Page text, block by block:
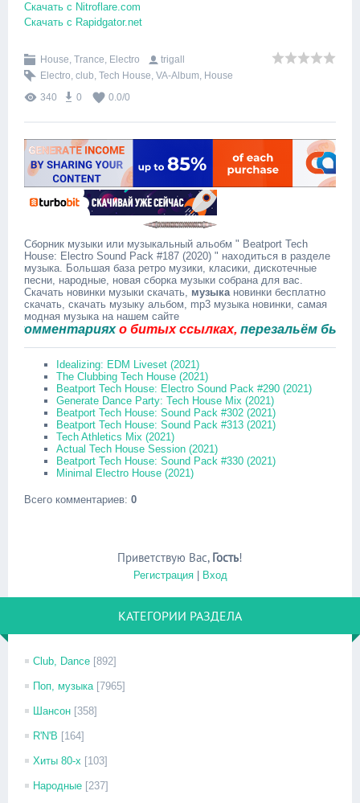
Скачать с Nitroflare.com
Скачать с Rapidgator.net
House, Trance, Electro
trigall
Electro, club, Tech House, VA-Album, House
340
0 0.0/0
Сборник музыки или музыкальный альобм " Beatport Tech
House: Electro Sound Pack #187 (2020) " находиться в разделе
музыка. Большая база ретро музики, класики, дискотечные
песни, народные, новая сборка музыки собрана для вас.
Скачать новинки музыки скачать, музыкановинки бесплатно
скачать, скачать музыку альбом, mp3 музыка новинки, самая
модная музыка на нашем сайте
о битых ссылках,перезальём быстро.
Idealizing: EDM Liveset (2021)
The Clubbing Tech House (2021)
Beatport Tech House: Electro Sound Pack #290 (2021)
Generate Dance Party: Tech House Mix (2021)
Beatport Tech House: Sound Pack #302 (2021)
Beatport Tech House: Sound Pack #313 (2021)
Tech Athletics Mix (2021)
Actual Tech House Session (2021)
Beatport Tech House: Sound Pack #330 (2021)
Minimal Electro House (2021)
Всего комментариев: 0
Приветствую Вас, Гость!
Регистрация| Вход
КАТЕГОРИИ РАЗДЕЛА
Club, Dance [892]
Поп, музыка [7965]
Шансон [358]
R'N'B [164]
Хиты 80-х [103]
Народные [237]